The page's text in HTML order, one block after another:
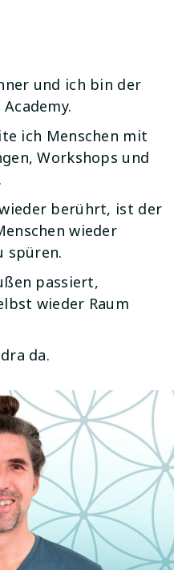
und ich bin der
ich Menschen mit
Workshops und
berührt, ist der
wieder
spüren.
passiert,
wieder Raum
da.